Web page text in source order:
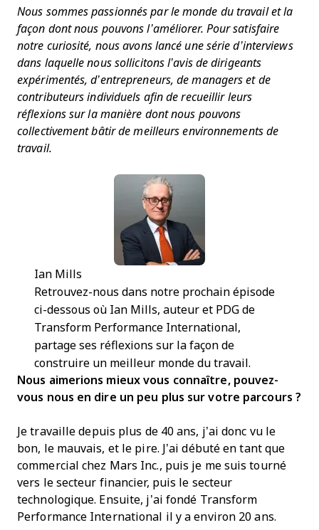
Nous sommes passionnés par le monde du travail et la
façon dont nous pouvons l’améliorer. Pour satisfaire
notre curiosité, nous avons lancé une série d’interviews
dans laquelle nous sollicitons l’avis de dirigeants
expérimentés, d’entrepreneurs, de managers et de
contributeurs individuels afin de recueillir leurs
réflexions sur la manière dont nous pouvons
collectivement bâtir de meilleurs environnements de
travail.
Ian Mills
Retrouvez-nous dans notre prochain épisode
ci-dessous où Ian Mills, auteur et PDG de
Transform Performance International,
partage ses réflexions sur la façon de
construire un meilleur monde du travail.
Nous aimerions mieux vous connaître, pouvez-
vous nous en dire un peu plus sur votre parcours ?
Je travaille depuis plus de 40 ans, j’ai donc vu le
bon, le mauvais, et le pire. J’ai débuté en tant que
commercial chez Mars Inc., puis je me suis tourné
vers le secteur financier, puis le secteur
technologique. Ensuite, j’ai fondé Transform
Performance International il y a environ 20 ans.